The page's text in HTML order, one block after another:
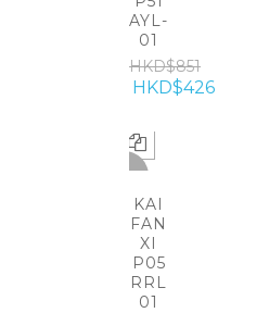
AYL-
01
HKD$851
HKD$426
-50%
KAI
FAN
XI
P05
RRL
01